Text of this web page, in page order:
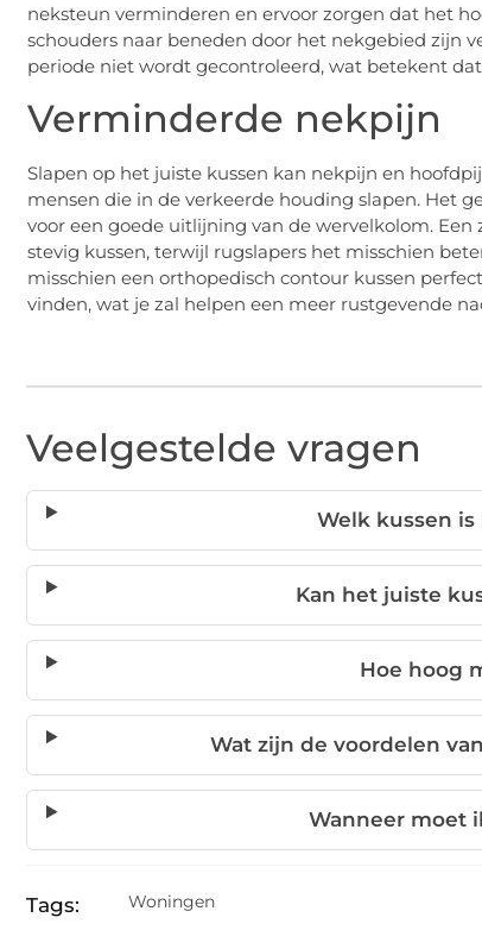
neksteun verminderen en ervoor zorgen dat het
schouders naar beneden door het nekgebied zijn
periode niet wordt gecontroleerd, wat betekent dat
Verminderde nekpijn
Slapen op het juiste kussen kan nekpijn en
mensen die in de verkeerde houding slapen. Het
voor een goede uitlijning van de wervelkolom.
stevig kussen, terwijl rugslapers het misschien
misschien een orthopedisch contour kussen
vinden, wat je zal helpen een meer rustgevende
Veelgestelde vragen
Welk kussen is
Kan het juiste
Hoe hoog
Wat zijn de voordelen
Wanneer moet
Tags: Woningen